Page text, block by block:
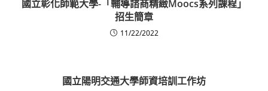
國立彰化師範大學-「輔導諮商精緻Moocs系列課程」
招生簡章
11/22/2022
國立陽明交通大學師資培訓工作坊